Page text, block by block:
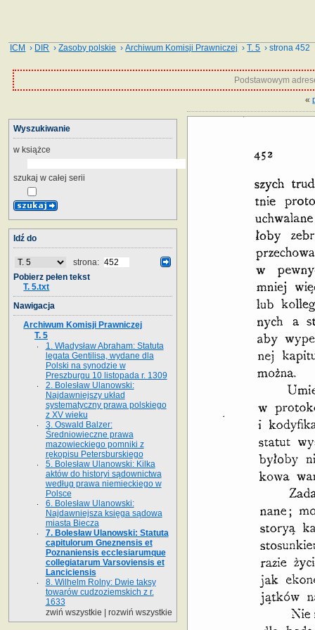
ICM › DIR ›Zasoby polskie ›Archiwum Komisji Prawniczej ›T. 5 › strona 452
Podstawowym
«
Wyszukiwanie
w książce
szukaj w całej serii
Idź do
strona:
Pobierz pełen tekst
T. 5.txt
Nawigacja
Archiwum Komisji Prawniczej
T. 5
1. Władysław Abraham: Statuta
legata Gentilisa, wydane dla
Polski na syno­dzie w
Preszburgu 10 listopada r. 1309
2. Bolesław Ulanowski:
Najdawniejszy układ
systematyczny prawa polskiego
z XV wieku
3. Oswald Balzer:
Średniowieczne prawa
mazowieckiego pomniki z
rękopisu Petersburskiego
5. Bolesław Ulanowski: Kilka
aktów do historyi sądownictwa
według prawa niemieckiego w
Polsce
6. Bolesław Ulanowski:
Najdawniejsza księga sądowa
miasta Biecza
7. Bolesław Ulanowski: Statuta
capitulorum Gneznensis et
Poznaniensis ecclesiarumque
collegiatarum Varsoviensis et
Lanciciensis
8. Wilhelm Rolny: Dwie taksy
towarów cudzoziemskich z r.
1633
zwiń wszystkie
rozwiń wszystkie